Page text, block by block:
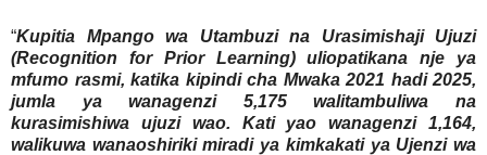
“Kupitia Mpango wa Utambuzi na Urasimishaji Ujuzi
(Recognition for Prior Learning) uliopatikana nje ya
mfumo rasmi, katika kipindi cha Mwaka 2021 hadi 2025,
jumla ya wanagenzi 5,175 walitambuliwa na
kurasimishiwa ujuzi wao. Kati yao wanagenzi 1,164,
walikuwa wanaoshiriki miradi ya kimkakati ya Ujenzi wa